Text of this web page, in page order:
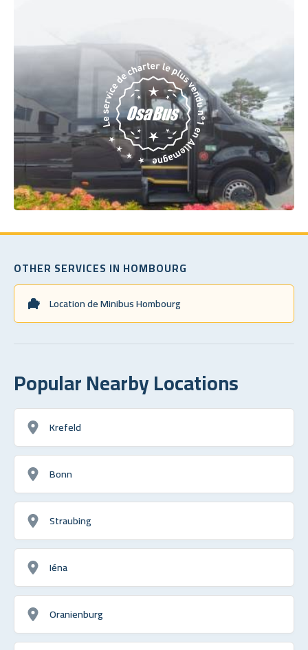
OTHER SERVICES IN HOMBOURG
Location de Minibus Hombourg
Popular Nearby Locations
Krefeld
Bonn
Straubing
Iéna
Oranienburg